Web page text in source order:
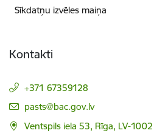
Sīkdatņu izvēles maiņa
Kontakti
+371 67359128
E-pasts:
pasts@bac.gov.lv
Ventspils iela 53, Rīga, LV-1002